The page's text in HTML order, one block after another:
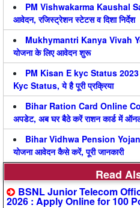
PM Vishwakarma Kaushal
आवेदन, रजिस्ट्रेशन स्टेटस व दिशा निर्देश
Mukhymantri Kanya Vivah
योजना के लिए आवेदन शुरू
PM Kisan E kyc Status 2023
Kyc Status, ये है पूरी प्रक्रिया
Bihar Ration Card Online
अपडेट, अब घर बैठे करें राशन कार्ड में
Bihar Vidhwa Pension
योजना आवेदन कैसे करें, पूरी जानकारी
Read
BSNL Junior Telecom
2026 : Apply Online for 100